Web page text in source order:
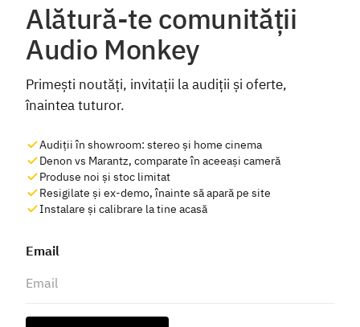
Alătură-te comunității
Audio Monkey
Primești noutăți, invitații la audiții și oferte,
înaintea tuturor.
Audiții în showroom: stereo și home cinema
Denon vs Marantz, comparate în aceeași cameră
Produse noi și stoc limitat
Resigilate și ex-demo, înainte să apară pe site
Instalare și calibrare la tine acasă
Email